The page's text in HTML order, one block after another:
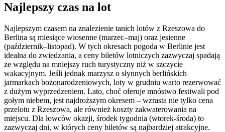
Najlepszy czas na lot
Najlepszym czasem na znalezienie tanich lotów z Rzeszowa do
Berlina są miesiące wiosenne (marzec–maj) oraz jesienne
(październik–listopad). W tych okresach pogoda w Berlinie jest
idealna do zwiedzania, a ceny biletów lotniczych zazwyczaj spadają
ze względu na mniejszy ruch turystyczny niż w szczycie
wakacyjnym. Jeśli jednak marzysz o słynnych berlińskich
jarmarkach bożonarodzeniowych, loty w grudniu warto rezerwować
z dużym wyprzedzeniem. Lato, choć oferuje mnóstwo festiwali pod
gołym niebem, jest najdroższym okresem – wzrasta nie tylko cena
przelotu z Rzeszowa, ale również koszty zakwaterowania na
miejscu. Dla łowców okazji, środek tygodnia (wtorek-środa) to
zazwyczaj dni, w których ceny biletów są najbardziej atrakcyjne.